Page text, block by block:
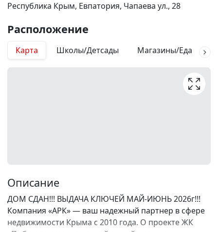
Республика Крым, Евпатория, Чапаева ул., 28
Расположение
Карта Школы/Детсады Магазины/Еда
Описание
ДОМ СДАН!!! ВЫДАЧА КЛЮЧЕЙ МАЙ-ИЮНЬ 2026г!!!
Компания «АРК» — ваш надежный партнер в сфере
недвижимости Крыма с 2010 года. О проекте ЖК